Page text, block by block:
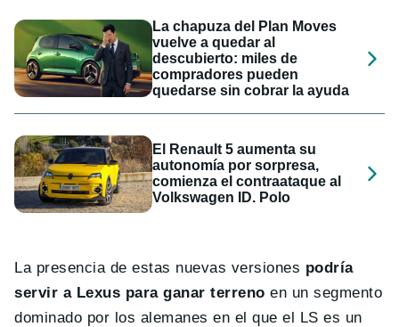
La chapuza del Plan Moves
vuelve a quedar al
descubierto: miles de
compradores pueden
quedarse sin cobrar la ayuda
El Renault 5 aumenta su
autonomía por sorpresa,
comienza el contraataque al
Volkswagen ID. Polo
La presencia de estas nuevas versiones podría
servir a Lexus para ganar terreno en un segmento
dominado por los alemanes en el que el LS es un